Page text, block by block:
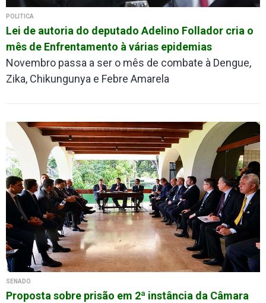
POLÍTICA
Lei de autoria do deputado Adelino Follador cria o
mês de Enfrentamento à várias epidemias
Novembro passa a ser o mês de combate à Dengue,
Zika, Chikungunya e Febre Amarela
SENADO
Proposta sobre prisão em 2ª instância da Câmara